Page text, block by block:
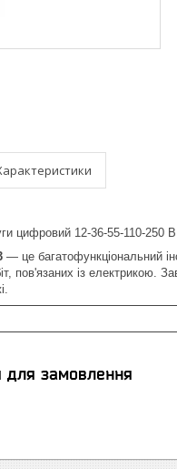
цифровий 12-36-55-110-250 В
— це багатофункціональний
пов'язаних із електрикою.
для замовлення